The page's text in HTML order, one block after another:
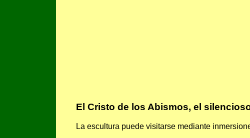
El Cristo de los Abismos, el
La escultura puede visitarse mediante